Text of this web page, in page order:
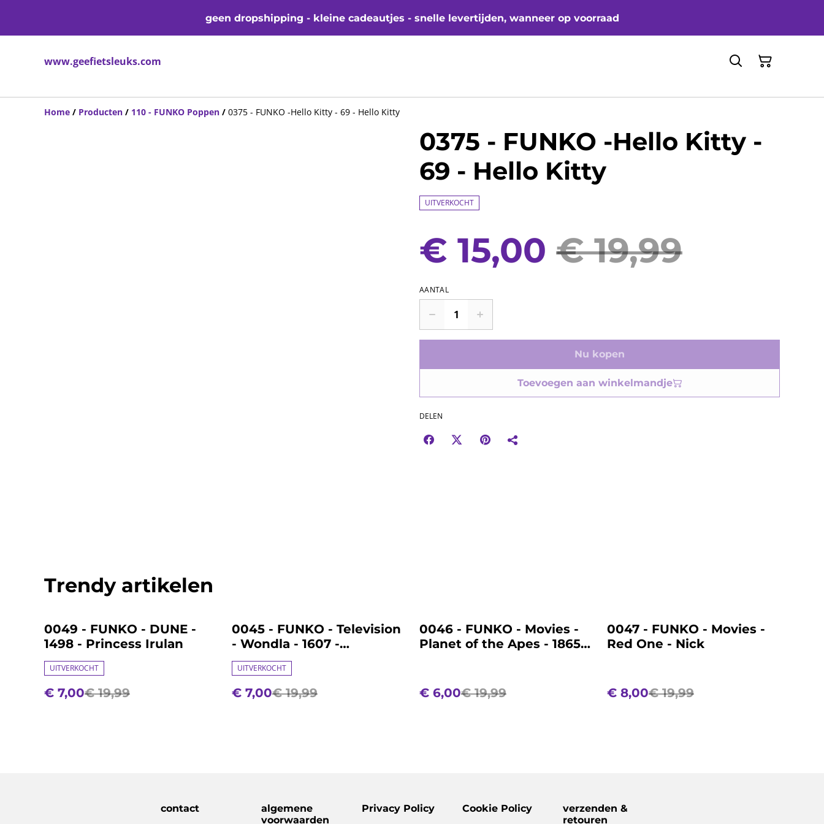
geen dropshipping - kleine cadeautjes - snelle levertijden, wanneer op voorraad
www.geefietsleuks.com
Home / Producten / 110 - FUNKO Poppen / 0375 - FUNKO -Hello Kitty - 69 - Hello Kitty
0375 - FUNKO -Hello Kitty -
69 - Hello Kitty
UITVERKOCHT
€ 15,00 € 19,99
AANTAL
Nu kopen
Toevoegen aan winkelmandje
DELEN
Trendy artikelen
%
0049 - FUNKO - DUNE -
1498 - Princess Irulan
UITVERKOCHT
€ 7,00€ 19,99
%
0045 - FUNKO - Television
- Wondla - 1607 -
Rovender Kitt
UITVERKOCHT
€ 7,00€ 19,99
%
0046 - FUNKO - Movies -
Planet of the Apes - 1865 -
€ 6,00€ 19,99
%
0047 - FUNKO - Movies -
Red One - Nick
€ 8,00€ 19,99
contact
algemene
voorwaarden
Privacy Policy Cookie Policy
verzenden &
retouren